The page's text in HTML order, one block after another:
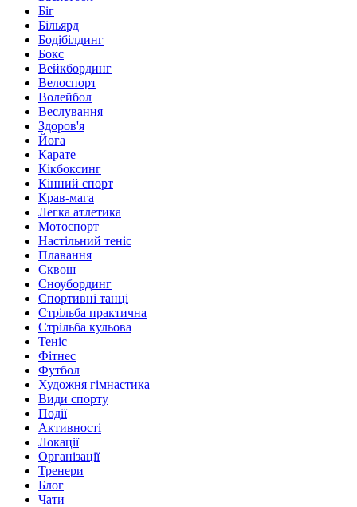
Біг
Більярд
Бодібілдинг
Бокс
Вейкбординг
Велоспорт
Волейбол
Веслування
Здоров'я
Йога
Карате
Кікбоксинг
Кінний спорт
Крав-мага
Легка атлетика
Мотоспорт
Настільний теніс
Плавання
Сквош
Сноубординг
Спортивні танці
Стрільба практична
Стрільба кульова
Теніс
Фітнес
Футбол
Художня гімнастика
Види спорту
Події
Активності
Локації
Організації
Тренери
Блог
Чати